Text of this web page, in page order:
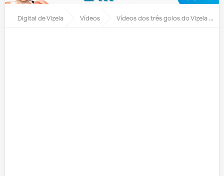
Digital de Vizela Vídeos Vídeos dos três golos do Vizela ao Mafra